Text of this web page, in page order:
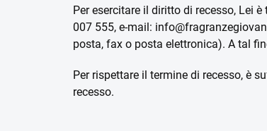
Per esercitare il diritto di recesso, Lei
007 555, e-mail:
posta, fax o posta elettronica). A tal
Per rispettare il termine di recesso, è
recesso.